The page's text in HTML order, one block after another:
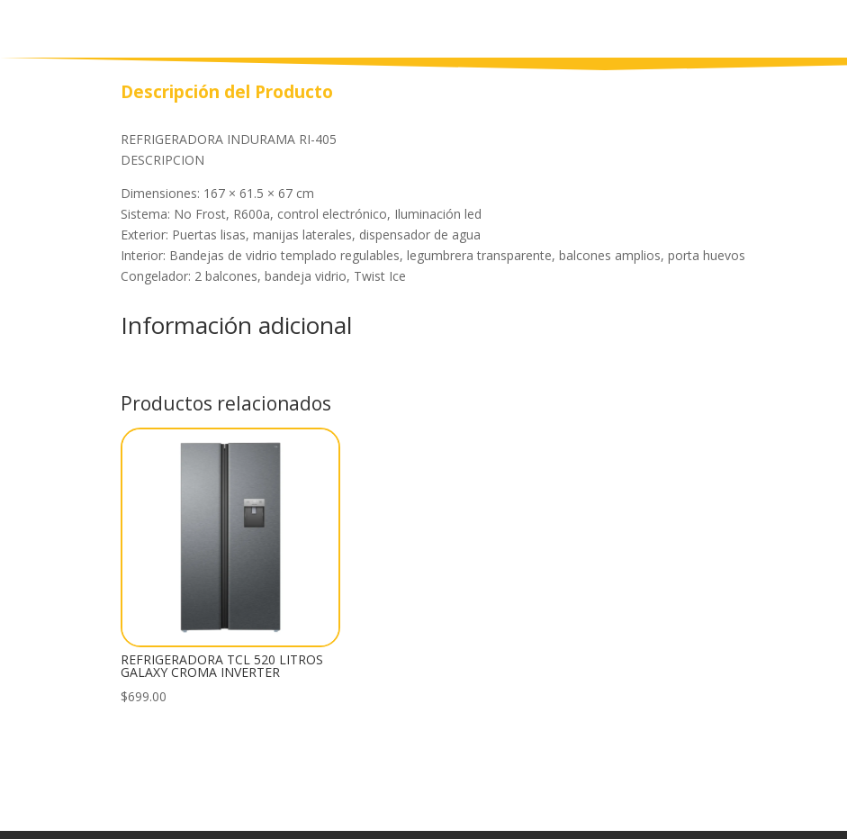
Descripción del Producto
REFRIGERADORA INDURAMA RI-405
DESCRIPCION
Dimensiones: 167 × 61.5 × 67 cm
Sistema: No Frost, R600a, control electrónico, Iluminación led
Exterior: Puertas lisas, manijas laterales, dispensador de agua
Interior: Bandejas de vidrio templado regulables, legumbrera transparente, balcones amplios, porta huevos
Congelador: 2 balcones, bandeja vidrio, Twist Ice
Información adicional
Productos relacionados
REFRIGERADORA TCL 520 LITROS
GALAXY CROMA INVERTER
$699.00